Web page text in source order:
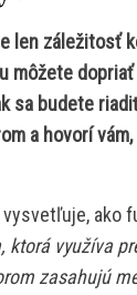
len záležitosť
môžete
sa budete
a hovorí
ako
využíva
zasahujú